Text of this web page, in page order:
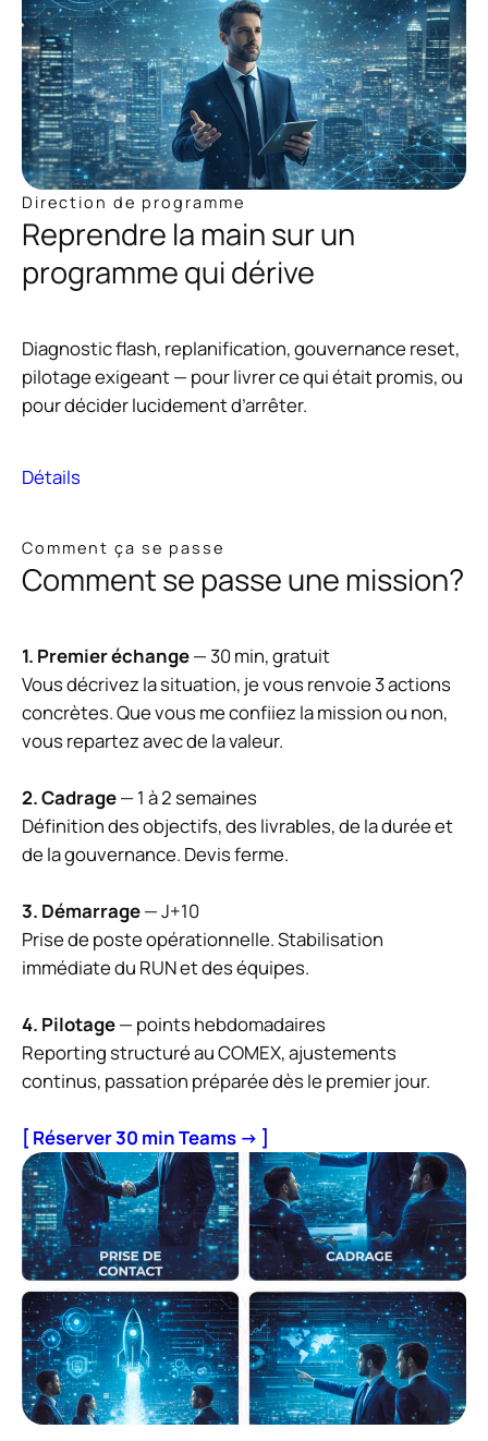
Direction de programme
Reprendre la main sur un
programme qui dérive
Diagnostic flash, replanification, gouvernance reset,
pilotage exigeant — pour livrer ce qui était promis, ou
pour décider lucidement d’arrêter.
Détails
Comment ça se passe
Comment se passe une mission?
1. Premier échange— 30 min, gratuit
Vous décrivez la situation, je vous renvoie 3 actions
concrètes. Que vous me confiiez la mission ou non,
vous repartez avec de la valeur.
2. Cadrage— 1 à 2 semaines
Définition des objectifs, des livrables, de la durée et
de la gouvernance. Devis ferme.
3. Démarrage— J+10
Prise de poste opérationnelle. Stabilisation
immédiate du RUN et des équipes.
4. Pilotage— points hebdomadaires
Reporting structuré au COMEX, ajustements
continus, passation préparée dès le premier jour.
[ Réserver 30 min Teams → ]